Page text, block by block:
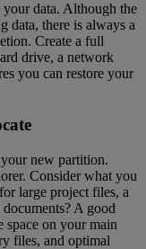
data. Although the
data, there is always a
Create a full
drive, a network
you can restore your
new partition.
Consider what you
large project files, a
A good
space on your main
files, and optimal